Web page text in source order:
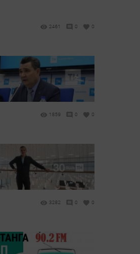
2461 0 0
1859 0 0
3282 0 0